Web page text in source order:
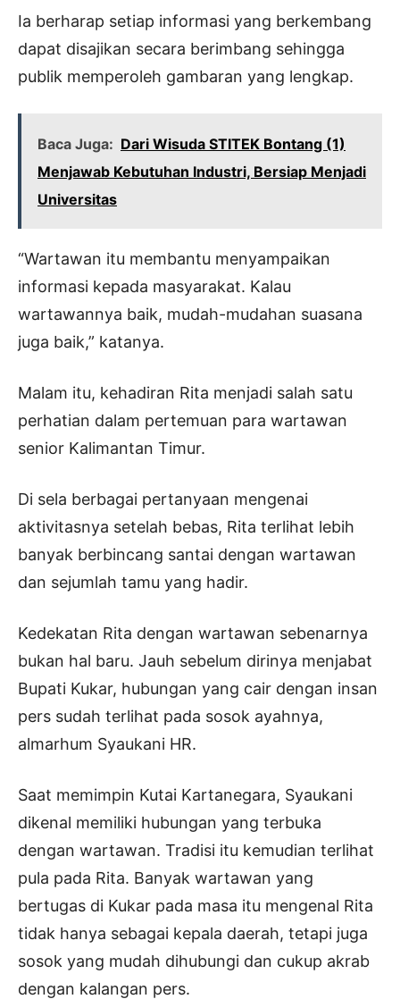
Ia berharap setiap informasi yang berkembang
dapat disajikan secara berimbang sehingga
publik memperoleh gambaran yang lengkap.
Baca Juga: Dari Wisuda STITEK Bontang (1)
Menjawab Kebutuhan Industri, Bersiap Menjadi
Universitas
“Wartawan itu membantu menyampaikan
informasi kepada masyarakat. Kalau
wartawannya baik, mudah-mudahan suasana
juga baik,” katanya.
Malam itu, kehadiran Rita menjadi salah satu
perhatian dalam pertemuan para wartawan
senior Kalimantan Timur.
Di sela berbagai pertanyaan mengenai
aktivitasnya setelah bebas, Rita terlihat lebih
banyak berbincang santai dengan wartawan
dan sejumlah tamu yang hadir.
Kedekatan Rita dengan wartawan sebenarnya
bukan hal baru. Jauh sebelum dirinya menjabat
Bupati Kukar, hubungan yang cair dengan insan
pers sudah terlihat pada sosok ayahnya,
almarhum Syaukani HR.
Saat memimpin Kutai Kartanegara, Syaukani
dikenal memiliki hubungan yang terbuka
dengan wartawan. Tradisi itu kemudian terlihat
pula pada Rita. Banyak wartawan yang
bertugas di Kukar pada masa itu mengenal Rita
tidak hanya sebagai kepala daerah, tetapi juga
sosok yang mudah dihubungi dan cukup akrab
dengan kalangan pers.